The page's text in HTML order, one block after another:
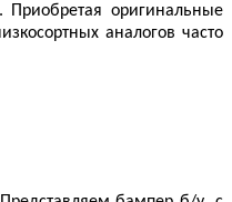
Приобретая оригинальные
аналогов часто